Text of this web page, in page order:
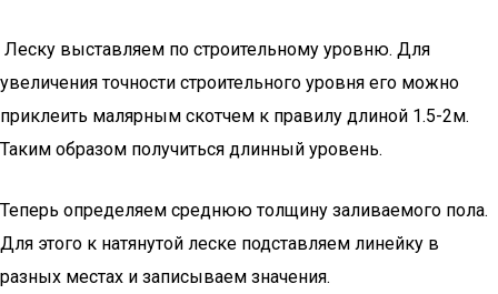
Леску выставляем по строительному уровню. Для
увеличения точности строительного уровня его можно
приклеить малярным скотчем к правилу длиной 1.5-2м.
Таким образом получиться длинный уровень.
Теперь определяем среднюю толщину заливаемого пола.
Для этого к натянутой леске подставляем линейку в
разных местах и записываем значения.